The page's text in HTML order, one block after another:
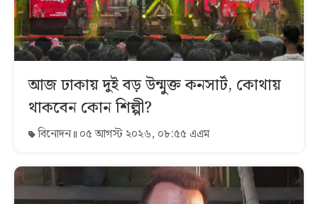
আজ ঢাকায় দুই বড় উন্মুক্ত কনসার্ট, কোথায়
থাকবেন কোন শিল্পী?
বিনোদন ০৫ আগস্ট ২০২৬, ০৮:৫৫ এএম